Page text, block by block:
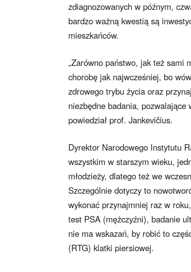
zdiagnozowanych w późnym,
bardzo ważną kwestią są
mieszkańców.
„Zarówno państwo, jak też sami
chorobę jak najwcześniej, bo
zdrowego trybu życia oraz
niezbędne badania,
powiedział prof. Jankevičius.
Dyrektor Narodowego Instytutu
wszystkim w starszym wieku,
młodzieży, dlatego też we
Szczególnie dotyczy to
wykonać przynajmniej raz w
test PSA (mężczyźni), badanie
nie ma wskazań, by robić to
(RTG) klatki piersiowej.